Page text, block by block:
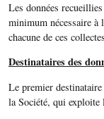
Les données
minimum nécessaire
chacune de ces
Destinataires des
Le premier
la Société, qui exploite